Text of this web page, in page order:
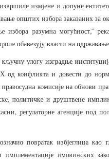
извршиле измјене и допуне
општих избора заказаних за
избора разумна могућност,”
обавезују власти на одржавање
кључну улогу изградње
од конфликта и довести до
правосудна комисије на обнови
,политичке и друштвене
, регулаторне агенције под
означио повратак избјеглица као
имплементације имовинских